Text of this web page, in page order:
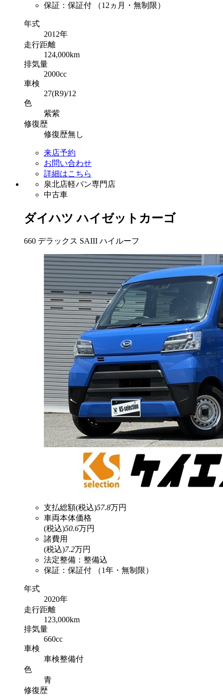
保証：保証付 （12ヵ月・無制限）
年式
2012年
走行距離
124,000km
排気量
2000cc
車検
27(R9)/12
色
紫紫
修復歴
修復歴無し
来店予約
お問い合わせ
詳細はこちら
泉北店軽バン専門店
中古車
ダイハツ ハイゼットカーゴ
660 デラックス SAIII ハイルーフ
支払総額(税込)57.8万円
車両本体価格
(税込)50.6万円
諸費用
(税込)7.2万円
法定整備：整備込
保証：保証付 （1年・無制限）
年式
2020年
走行距離
123,000km
排気量
660cc
車検
車検整備付
色
青
修復歴